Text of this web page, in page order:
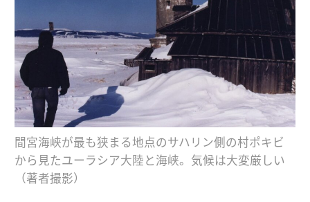
間宮海峡が最も狭まる地点のサハリン側の村ポキビ
から見たユーラシア大陸と海峡。気候は大変厳しい
（著者撮影）